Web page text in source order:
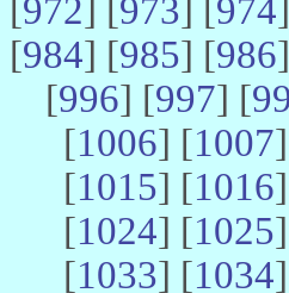
[972] [973] [974
[984] [985] [986
[996] [997] [
[1006] [1007
[1015] [1016
[1024] [1025
[1033] [1034